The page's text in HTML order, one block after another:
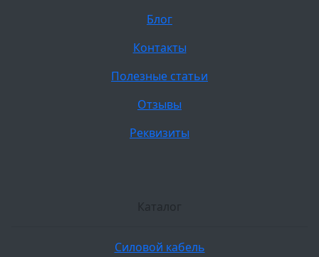
Блог
Контакты
Полезные статьи
Отзывы
Реквизиты
Каталог
Силовой кабель